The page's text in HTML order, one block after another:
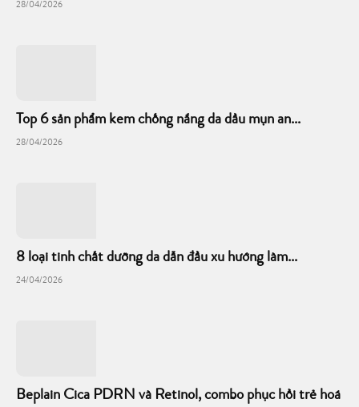
28/04/2026
Top 6 sản phẩm kem chống nắng da dầu mụn an...
28/04/2026
8 loại tinh chất dưỡng da dẫn đầu xu hướng làm...
24/04/2026
Beplain Cica PDRN và Retinol, combo phục hồi trẻ hoá